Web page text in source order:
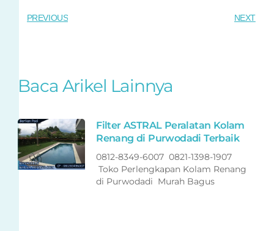
PREVIOUS NEXT
Baca Arikel Lainnya
Filter ASTRAL Peralatan Kolam
Renang di Purwodadi Terbaik
0812-8349-6007 0821-1398-1907
Toko Perlengkapan Kolam Renang
di Purwodadi Murah Bagus